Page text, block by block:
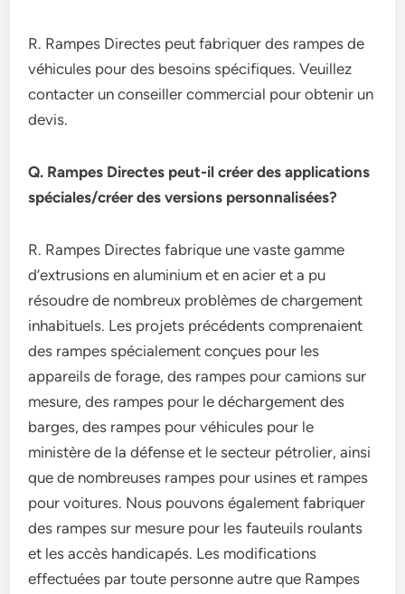
R. Rampes Directes peut fabriquer des rampes de
véhicules pour des besoins spécifiques. Veuillez
contacter un conseiller commercial pour obtenir un
devis.
Q. Rampes Directes peut-il créer des applications
spéciales/créer des versions personnalisées?
R. Rampes Directes fabrique une vaste gamme
d’extrusions en aluminium et en acier et a pu
résoudre de nombreux problèmes de chargement
inhabituels. Les projets précédents comprenaient
des rampes spécialement conçues pour les
appareils de forage, des rampes pour camions sur
mesure, des rampes pour le déchargement des
barges, des rampes pour véhicules pour le
ministère de la défense et le secteur pétrolier, ainsi
que de nombreuses rampes pour usines et rampes
pour voitures. Nous pouvons également fabriquer
des rampes sur mesure pour les fauteuils roulants
et les accès handicapés. Les modifications
effectuées par toute personne autre que Rampes